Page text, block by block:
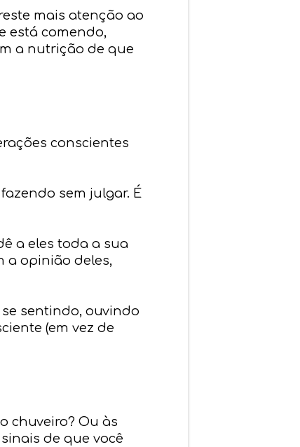
mais atenção ao
está comendo,
a nutrição de que
conscientes
sem julgar. É
a eles toda a sua
a opinião deles,
sentindo, ouvindo
(em vez de
chuveiro? Ou às
de que você